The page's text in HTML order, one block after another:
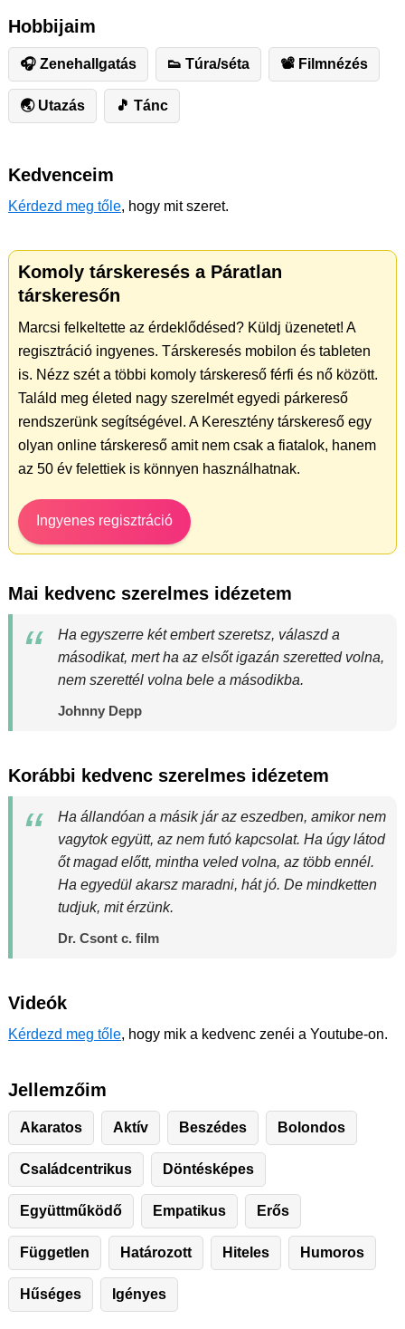
Hobbijaim
🎧 Zenehallgatás 👟 Túra/séta 📽 Filmnézés
🌏 Utazás 🎵 Tánc
Kedvenceim
Kérdezd meg tőle, hogy mit szeret.
Komoly társkeresés a Páratlan
társkeresőn
Marcsi felkeltette az érdeklődésed? Küldj üzenetet! A
regisztráció ingyenes. Társkeresés mobilon és tableten
is. Nézz szét a többi komoly társkereső férfi és nő között.
Találd meg életed nagy szerelmét egyedi párkereső
rendszerünk segítségével. A Keresztény társkereső egy
olyan online társkereső amit nem csak a fiatalok, hanem
az 50 év felettiek is könnyen használhatnak.
Ingyenes regisztráció
Mai kedvenc szerelmes idézetem
Ha egyszerre két embert szeretsz, válaszd a
másodikat, mert ha az elsőt igazán szeretted volna,
nem szerettél volna bele a másodikba.
Johnny Depp
Korábbi kedvenc szerelmes idézetem
Ha állandóan a másik jár az eszedben, amikor nem
vagytok együtt, az nem futó kapcsolat. Ha úgy látod
őt magad előtt, mintha veled volna, az több ennél.
Ha egyedül akarsz maradni, hát jó. De mindketten
tudjuk, mit érzünk.
Dr. Csont c. film
Videók
Kérdezd meg tőle, hogy mik a kedvenc zenéi a Youtube-on.
Jellemzőim
Akaratos Aktív Beszédes Bolondos
Családcentrikus Döntésképes
Együttműködő Empatikus Erős
Független Határozott Hiteles Humoros
Hűséges Igényes